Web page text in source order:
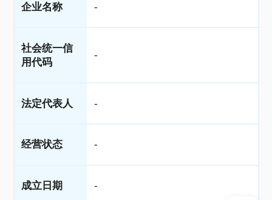
企业名称 -
社会统一信
用代码
-
法定代表人 -
经营状态 -
成立日期 -